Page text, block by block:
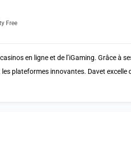
Free
en ligne et de l’iGaming. Grâce
plateformes innovantes. Davet